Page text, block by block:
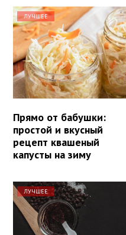
ЛУЧШЕЕ
Прямо от бабушки:
простой и вкусный
рецепт квашеный
капусты на зиму
ЛУЧШЕЕ